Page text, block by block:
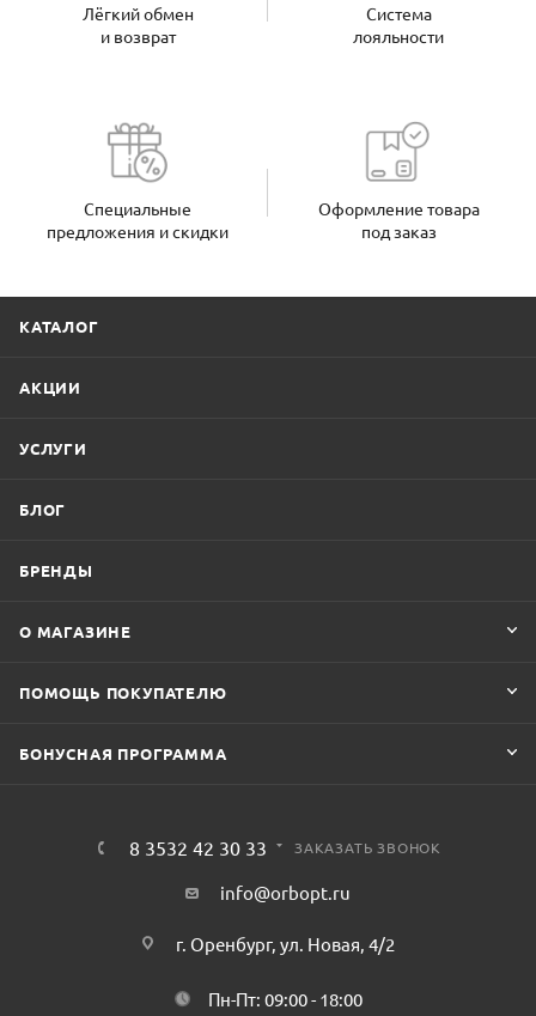
Лёгкий обмен
и возврат
Система
лояльности
Специальные
предложения и скидки
Оформление товара
под заказ
КАТАЛОГ
АКЦИИ
УСЛУГИ
БЛОГ
БРЕНДЫ
О МАГАЗИНЕ
ПОМОЩЬ ПОКУПАТЕЛЮ
БОНУСНАЯ ПРОГРАММА
8 3532 42 30 33 ЗАКАЗАТЬ ЗВОНОК
info@orbopt.ru
г. Оренбург, ул. Новая, 4/2
Пн-Пт: 09:00 - 18:00